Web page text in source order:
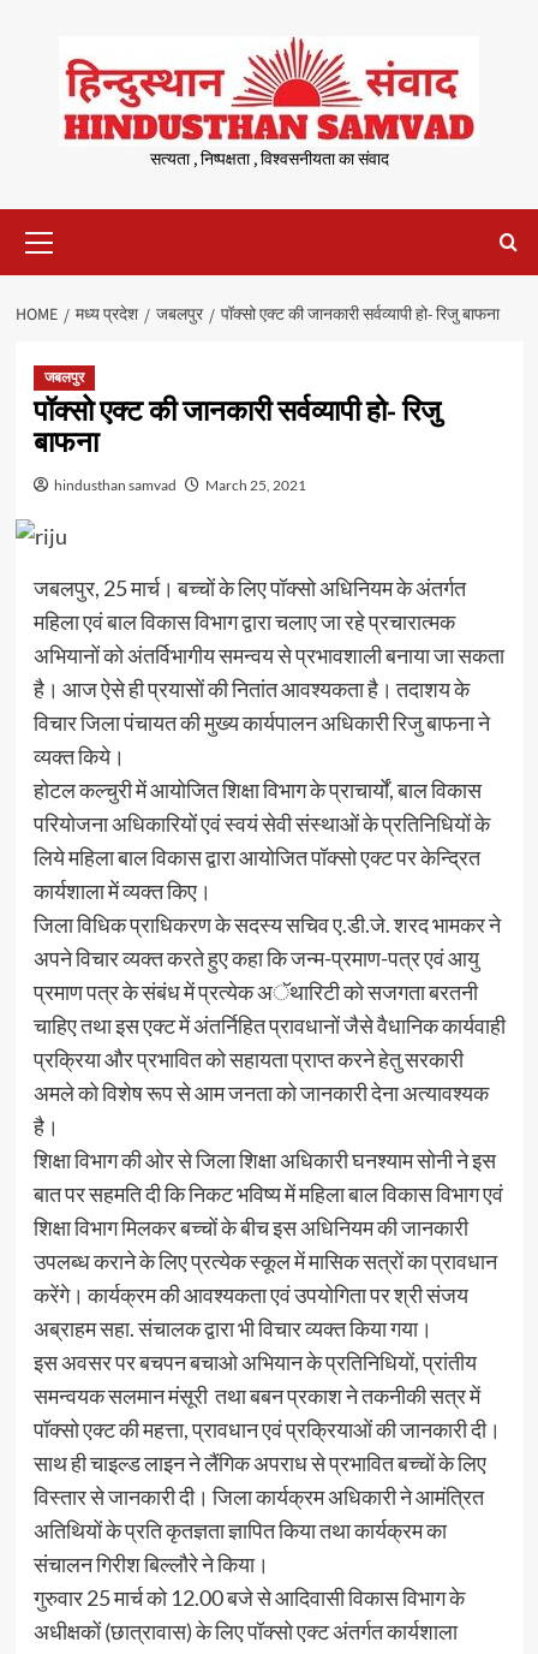
content
सत्यता , निष्पक्षता , विश्वसनीयता का संवाद
Menu
HOME मध्य प्रदेश जबलपुर पॉक्सो एक्ट की जानकारी सर्वव्यापी हो- रिजु बाफना
जबलपुर
पॉक्सो एक्ट की जानकारी सर्वव्यापी हो- रिजु
बाफना
hindusthan samvad March 25, 2021
जबलपुर, 25 मार्च। बच्चों के लिए पॉक्सो अधिनियम के अंतर्गत
महिला एवं बाल विकास विभाग द्वारा चलाए जा रहे प्रचारात्मक
अभियानों को अंतर्विभागीय समन्वय से प्रभावशाली बनाया जा सकता
है। आज ऐसे ही प्रयासों की नितांत आवश्यकता है। तदाशय के
विचार जिला पंचायत की मुख्य कार्यपालन अधिकारी रिजु बाफना ने
व्यक्त किये।
होटल कल्चुरी में आयोजित शिक्षा विभाग के प्राचार्यों, बाल विकास
परियोजना अधिकारियों एवं स्वयं सेवी संस्थाओं के प्रतिनिधियों के
लिये महिला बाल विकास द्वारा आयोजित पॉक्सो एक्ट पर केन्द्रित
कार्यशाला में व्यक्त किए।
जिला विधिक प्राधिकरण के सदस्य सचिव ए.डी.जे. शरद भामकर ने
अपने विचार व्यक्त करते हुए कहा कि जन्म-प्रमाण-पत्र एवं आयु
प्रमाण पत्र के संबंध में प्रत्येक अॅथारिटी को सजगता बरतनी
चाहिए तथा इस एक्ट में अंतर्निहित प्रावधानों जैसे वैधानिक कार्यवाही
प्रक्रिया और प्रभावित को सहायता प्राप्त करने हेतु सरकारी
अमले को विशेष रूप से आम जनता को जानकारी देना अत्यावश्यक
है।
शिक्षा विभाग की ओर से जिला शिक्षा अधिकारी घनश्याम सोनी ने इस
बात पर सहमति दी कि निकट भविष्य में महिला बाल विकास विभाग एवं
शिक्षा विभाग मिलकर बच्चों के बीच इस अधिनियम की जानकारी
उपलब्ध कराने के लिए प्रत्येक स्कूल में मासिक सत्रों का प्रावधान
करेंगे। कार्यक्रम की आवश्यकता एवं उपयोगिता पर श्री संजय
अब्राहम सहा. संचालक द्वारा भी विचार व्यक्त किया गया।
इस अवसर पर बचपन बचाओ अभियान के प्रतिनिधियों, प्रांतीय
समन्वयक सलमान मंसूरी तथा बबन प्रकाश ने तकनीकी सत्र में
पॉक्सो एक्ट की महत्ता, प्रावधान एवं प्रक्रियाओं की जानकारी दी।
साथ ही चाइल्ड लाइन ने लैंगिक अपराध से प्रभावित बच्चों के लिए
विस्तार से जानकारी दी। जिला कार्यक्रम अधिकारी ने आमंत्रित
अतिथियों के प्रति कृतज्ञता ज्ञापित किया तथा कार्यक्रम का
संचालन गिरीश बिल्लौरे ने किया।
गुरुवार 25 मार्च को 12.00 बजे से आदिवासी विकास विभाग के
अधीक्षकों (छात्रावास) के लिए पॉक्सो एक्ट अंतर्गत कार्यशाला